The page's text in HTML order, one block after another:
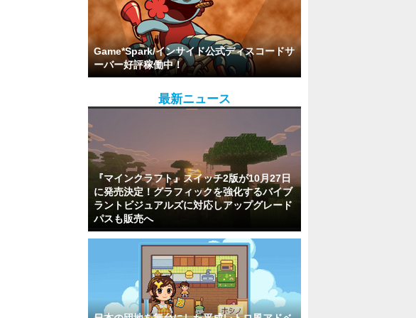
Game*Spark/インサイド公式ディスコードサ
ーバー好評稼働中！
最新ニュース
『マインクラフト』スイッチ2版が10月27日
に発売決定！グラフィックを強化するバイブ
ラントビジュアルズに対応しアップグレード
パスも販売へ